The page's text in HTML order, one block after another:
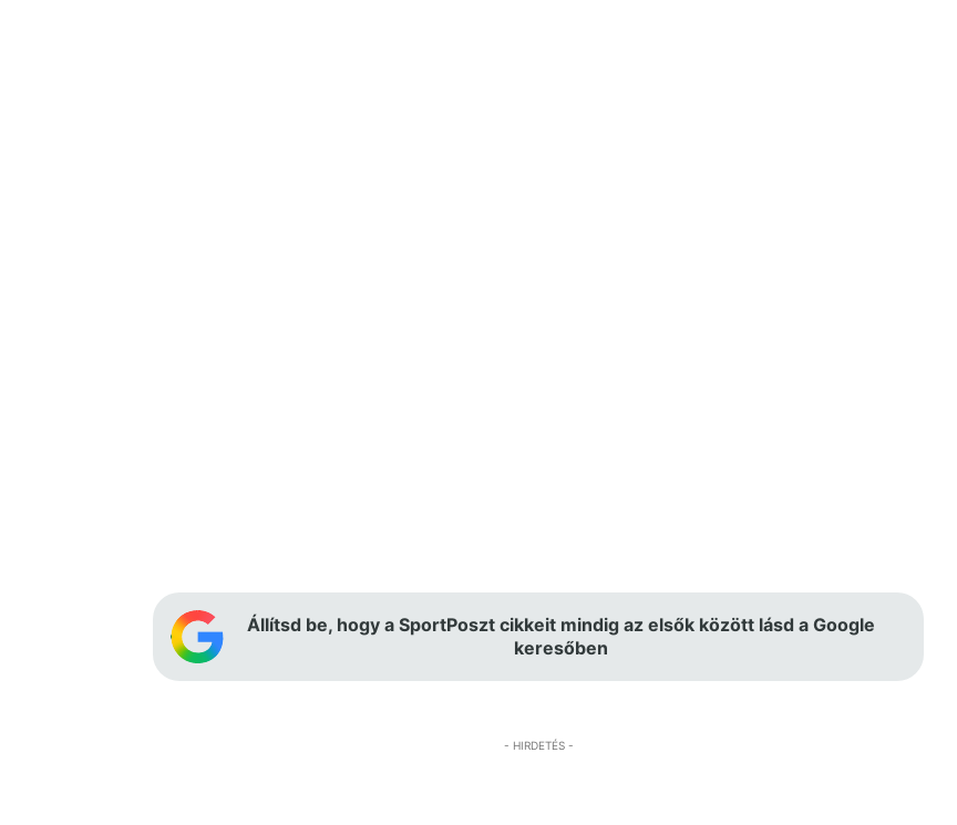
Állítsd be, hogy a SportPoszt cikkeit mindig az elsők között lásd a Google
keresőben
- HIRDETÉS -